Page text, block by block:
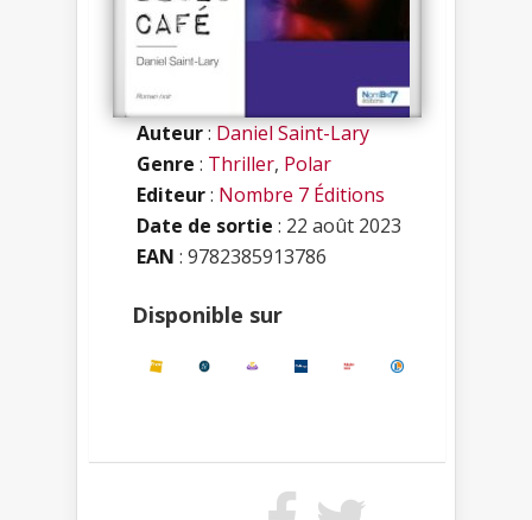
Auteur:Daniel Saint-Lary
Genre : Thriller, Polar
Editeur: Nombre 7 Éditions
Date de sortie : 22 août 2023
EAN : 9782385913786
Disponible sur